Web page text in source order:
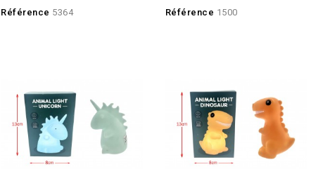
Référence 5364 Référence 1500